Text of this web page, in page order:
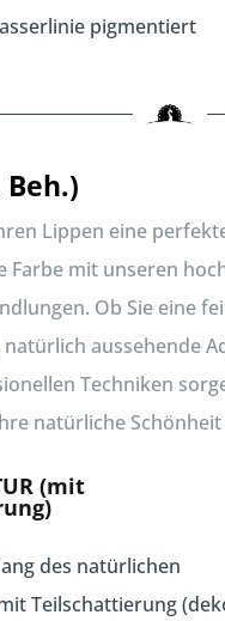
pigmentiert
Lippen eine
Farbe mit unseren
Ob Sie eine
aussehende
Techniken
natürliche
(mit
des natürlichen
Teilschattierung